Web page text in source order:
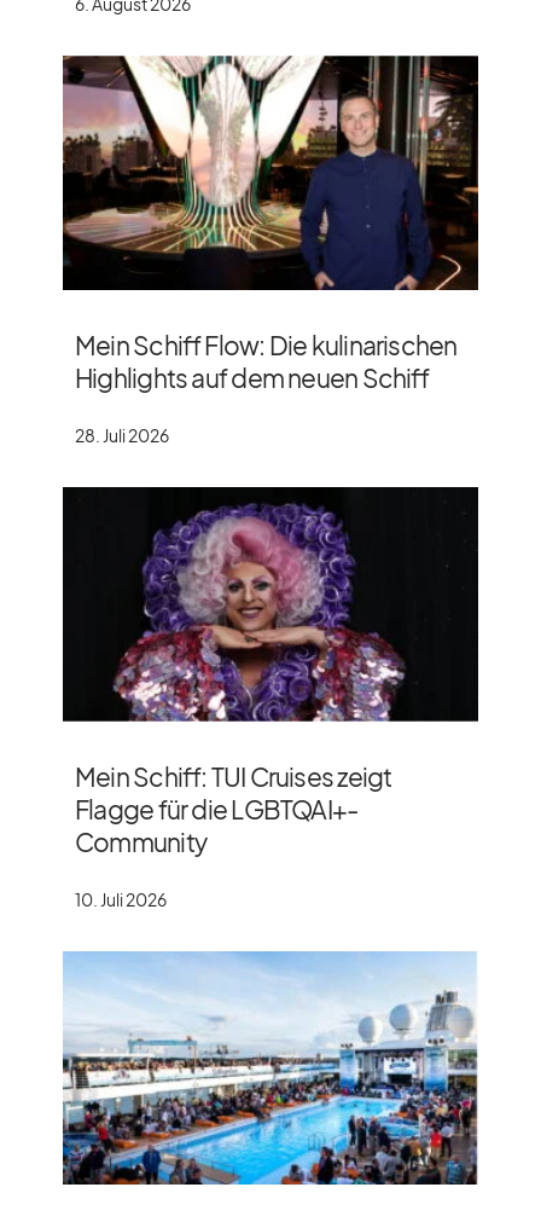
Mein Schiff Flow: Die kulinarischen
Highlights auf dem neuen Schiff
28. Juli 2026
Mein Schiff: TUI Cruises zeigt
Flagge für die LGBTQAI+-
Community
10. Juli 2026